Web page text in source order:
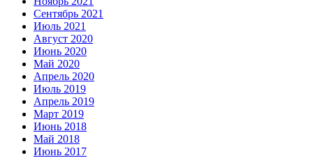
Сентябрь 2021
Июль 2021
Август 2020
Июнь 2020
Май 2020
Апрель 2020
Июль 2019
Апрель 2019
Март 2019
Июнь 2018
Май 2018
Июнь 2017